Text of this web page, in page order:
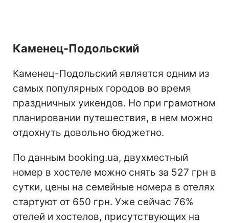
Каменец-Подольский
Каменец-Подольский является одним из
самых популярных городов во время
праздничных уикендов. Но при грамотном
планировании путешествия, в нем можно
отдохнуть довольно бюджетно.
По данным booking.ua, двухместный
номер в хостеле можно снять за 527 грн в
сутки, цены на семейные номера в отелях
стартуют от 650 грн. Уже сейчас 76%
отелей и хостелов, присутствующих на